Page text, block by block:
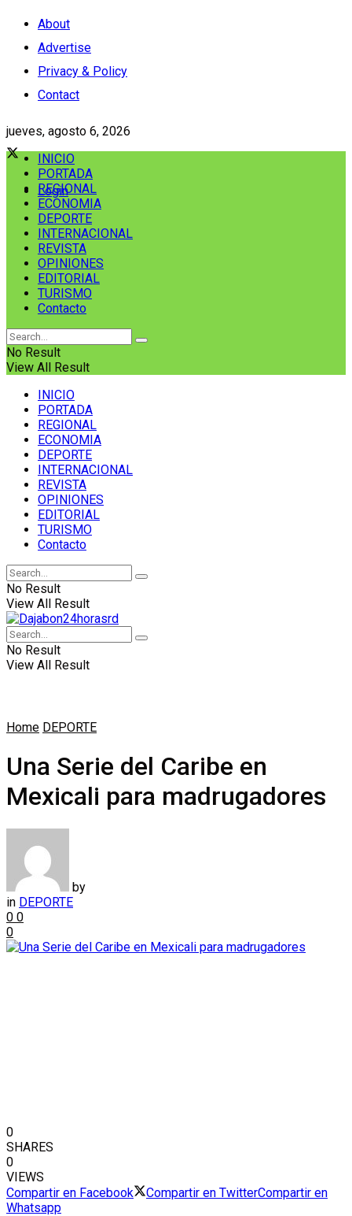
About
Advertise
Privacy & Policy
Contact
jueves, agosto 6, 2026
Login
INICIO
PORTADA
REGIONAL
ECONOMIA
DEPORTE
INTERNACIONAL
REVISTA
OPINIONES
EDITORIAL
TURISMO
Contacto
No Result
View All Result
INICIO
PORTADA
REGIONAL
ECONOMIA
DEPORTE
INTERNACIONAL
REVISTA
OPINIONES
EDITORIAL
TURISMO
Contacto
No Result
View All Result
No Result
View All Result
Home DEPORTE
Una Serie del Caribe en
Mexicali para madrugadores
by
in DEPORTE
0 0
0
0
SHARES
0
VIEWS
Compartir en Facebook
Compartir en TwitterCompartir en
Whatsapp